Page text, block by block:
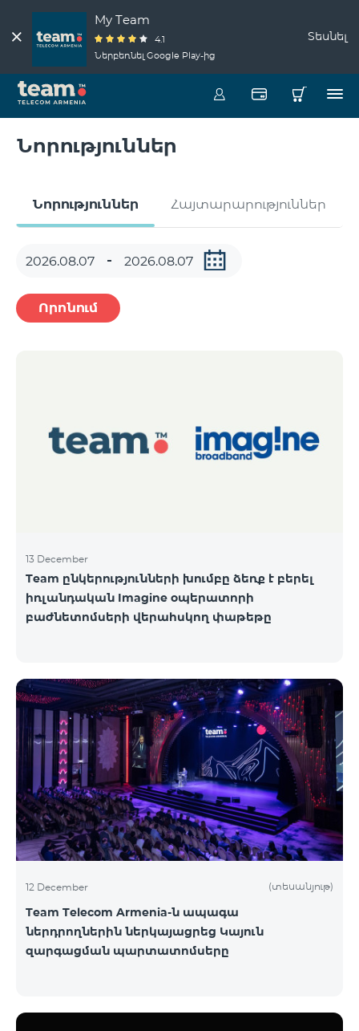
My Team
4.1
Ներբեռնել Google Play-ից
Տեսնել
Նորություններ
Նորություններ Հայտարարություններ
Որոնում
13 December
Team ընկերությունների խումբը ձեռք է բերել
իռլանդական Imagine օպերատորի
բաժնետոմսերի վերահսկող փաթեթը
12 December (տեսանյութ)
Team Telecom Armenia-ն ապագա
ներդրողներին ներկայացրեց Կայուն
զարգացման պարտատոմսերը